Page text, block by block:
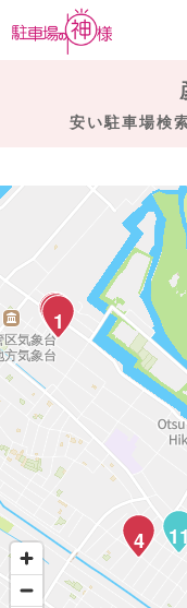
安い駐車場検
4
3
2
1